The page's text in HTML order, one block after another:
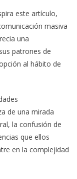
este artículo,
masiva
una
patrones de
al hábito de
de una mirada
la confusión de
que ellos
en la complejidad